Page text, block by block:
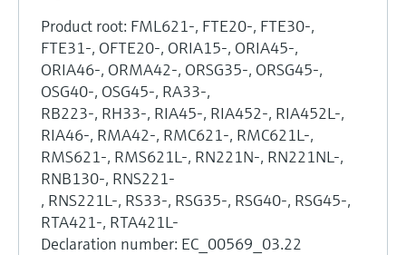
Product root: FML621-, FTE20-, FTE30-,
FTE31-, OFTE20-, ORIA15-, ORIA45-,
ORIA46-, ORMA42-, ORSG35-, ORSG45-,
OSG40-, OSG45-, RA33-,
RB223-, RH33-, RIA45-, RIA452-, RIA452L-,
RIA46-, RMA42-, RMC621-, RMC621L-,
RMS621-, RMS621L-, RN221N-, RN221NL-,
RNB130-, RNS221-
, RNS221L-, RS33-, RSG35-, RSG40-, RSG45-,
RTA421-, RTA421L-
Declaration number: EC_00569_03.22